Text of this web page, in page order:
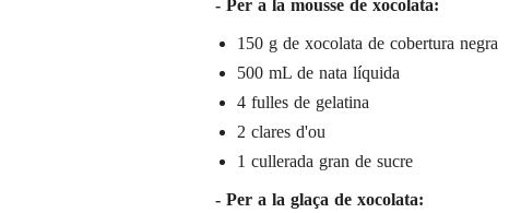
- Per a la mousse de xocolata:
150 g de xocolata de cobertura negra
500 mL de nata líquida
4 fulles de gelatina
2 clares d'ou
1 cullerada gran de sucre
- Per a la glaça de xocolata: